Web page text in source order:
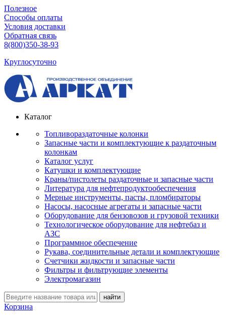
Полезное
Способы оплаты
Условия доставки
Обратная связь
8(800)350-38-93
Круглосуточно
Каталог
Топливораздаточные колонки
Запасные части и комплектующие к раздаточным
колонкам
Каталог услуг
Катушки и комплектующие
Краны/пистолеты раздаточные и запасные части
Литература для нефтепродуктообеспечения
Мерные инструменты, пасты, пломбираторы
Насосы, насосные агрегаты и запасные части
Оборудование для бензовозов и грузовой техники
Технологическое оборудование для нефтебаз и
АЗС
Программное обеспечение
Рукава, соединительные детали и комплектующие
Счетчики жидкости и запасные части
Фильтры и фильтрующие элементы
Электромагазин
Корзина